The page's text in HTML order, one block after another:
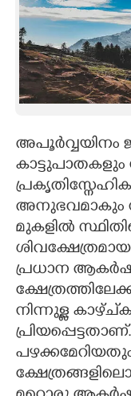
അപൂർവ്വയിനം
അനുഭവമാകും
മുകളിൽ
പ്രധാന
നിന്നുള്ള